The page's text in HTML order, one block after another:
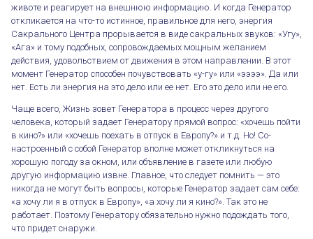
животе и реагирует на внешнюю информацию. И когда Генератор
откликается на что-то истинное, правильное для него, энергия
Сакрального Центра прорывается в виде сакральных звуков: «Угу»,
«Ага» и тому подобных, сопровождаемых мощным желанием
действия, удовольствием от движения в этом направлении. В этот
момент Генератор способен почувствовать «у-гу» или «ээээ». Да или
нет. Есть ли энергия на это дело или ее нет. Его это дело или не его.
Чаще всего, Жизнь зовет Генератора в процесс через другого
человека, который задает Генератору прямой вопрос: «хочешь пойти
в кино?» или «хочешь поехать в отпуск в Европу?» и т.д. Но! Со-
настроенный с собой Генератор вполне может откликнуться на
хорошую погоду за окном, или объявление в газете или любую
другую информацию извне. Главное, что следует помнить — это
никогда не могут быть вопросы, которые Генератор задает сам себе:
«а хочу ли я в отпуск в Европу», «а хочу ли я кино?». Так это не
работает. Поэтому Генератору обязательно нужно подождать того,
что придет снаружи.